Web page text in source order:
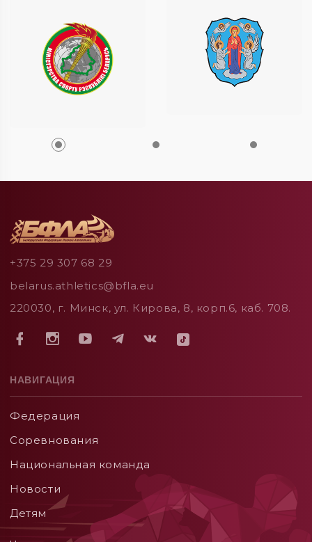
+375 29 307 68 29
belarus.athletics@bfla.eu
220030, г. Минск, ул. Кирова, 8, корп.6, каб. 708.
НАВИГАЦИЯ
Федерация
Соревнования
Национальная команда
Новости
Детям